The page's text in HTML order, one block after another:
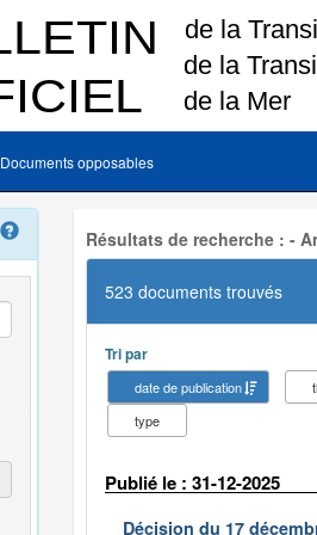
Documents opposables
Résultats de recherche : -
523 documents trouvés
Tri par
date de publication
type
Publié le : 31-12-2025
Décision du 17